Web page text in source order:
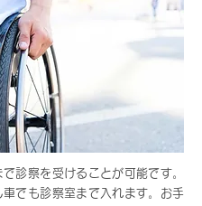
診察を受けることが可能です。
車でも診察室まで入れます。お手